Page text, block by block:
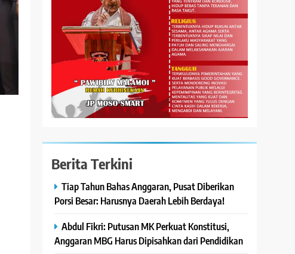
Berita Terkini
Tiap Tahun Bahas Anggaran, Pusat Diberikan
Porsi Besar: Harusnya Daerah Lebih Berdaya!
Abdul Fikri: Putusan MK Perkuat Konstitusi,
Anggaran MBG Harus Dipisahkan dari Pendidikan